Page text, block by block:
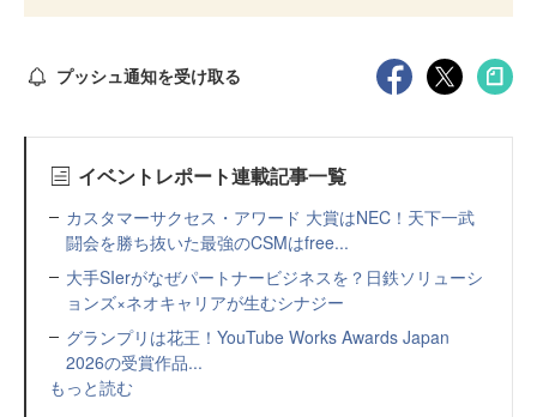
プッシュ通知を受け取る
イベントレポート連載記事一覧
カスタマーサクセス・アワード 大賞はNEC！天下一武
闘会を勝ち抜いた最強のCSMはfree...
大手SIerがなぜパートナービジネスを？日鉄ソリューシ
ョンズ×ネオキャリアが生むシナジー
グランプリは花王！YouTube Works Awards Japan
2026の受賞作品...
もっと読む